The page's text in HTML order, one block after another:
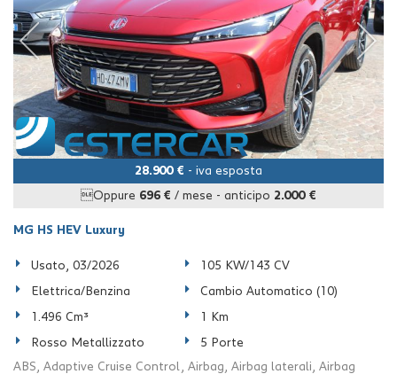
28.900 € - iva esposta
Oppure 696 € / mese - anticipo 2.000 €
MG HS HEV Luxury
Usato, 03/2026 105 KW/143 CV
Elettrica/Benzina Cambio Automatico (10)
1.496 Cm³ 1 Km
Rosso Metallizzato
5 Porte
ABS, Adaptive Cruise Control, Airbag, Airbag laterali, Airbag